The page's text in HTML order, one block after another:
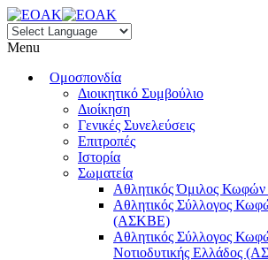
Menu
Ομοσπονδία
Διοικητικό Συμβούλιο
Διοίκηση
Γενικές Συνελεύσεις
Επιτροπές
Ιστορία
Σωματεία
Αθλητικός Όμιλος
Αθλητικός Σύλλογος
(ΑΣΚΒΕ)
Αθλητικός Σύλλογος
Νοτιοδυτικής Ελλάδος